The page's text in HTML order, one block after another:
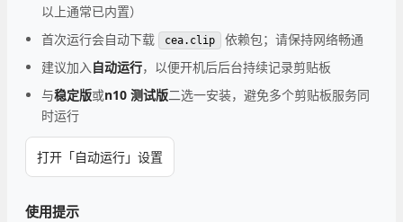
以上通常已内置）
首次运行会自动下载
cea.clip
依赖包；请保持网络畅通
建议加入自动运行，以便开机后后台持续记录剪贴板
与稳定版或n10 测试版二选一安装，避免多个剪贴板服务同
时运行
打开「自动运行」设置
使用提示